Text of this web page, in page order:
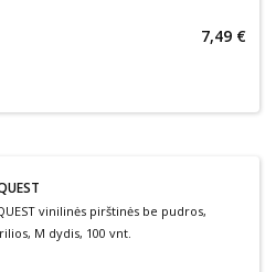
7,49 €
vinilinės pirštinės be pudros,
M dydis, 100 vnt.